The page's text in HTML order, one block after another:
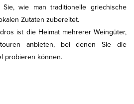
wie man traditionelle griechische
Zutaten zubereitet.
ist die Heimat mehrerer Weingüter,
anbieten, bei denen Sie die
probieren können.